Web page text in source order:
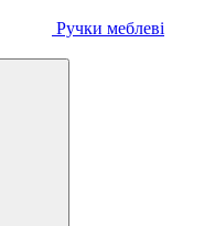
Ручки меблеві